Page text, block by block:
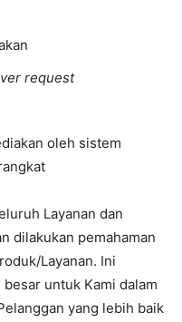
request
oleh sistem
Layanan dan
dilakukan pemahaman
Layanan. Ini
untuk Kami dalam
yang lebih baik